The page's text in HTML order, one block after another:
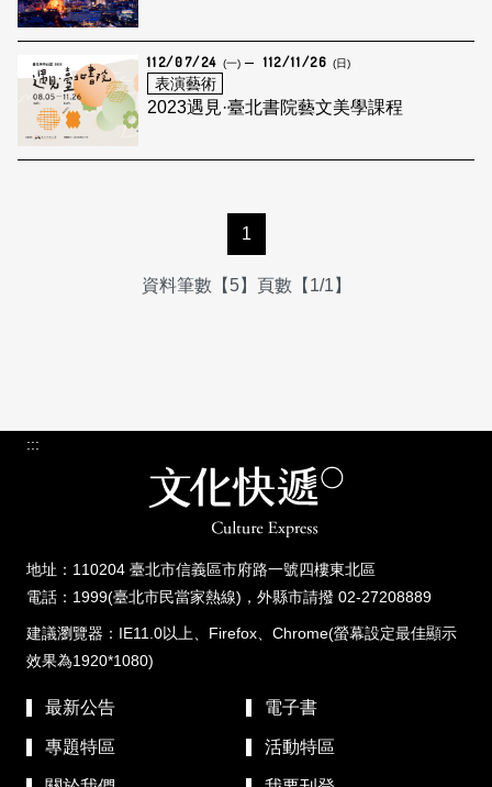
112/07/24 (一) 112/11/26 (日)
表演藝術
2023遇見·臺北書院藝文美學課程
1
資料筆數【5】頁數【1/1】
:::
地址：110204 臺北市信義區市府路一號四樓東北區
電話：1999(臺北市民當家熱線)，外縣市請撥 02-27208889
建議瀏覽器：IE11.0以上、Firefox、Chrome(螢幕設定最佳顯示
效果為1920*1080)
最新公告 電子書
專題特區 活動特區